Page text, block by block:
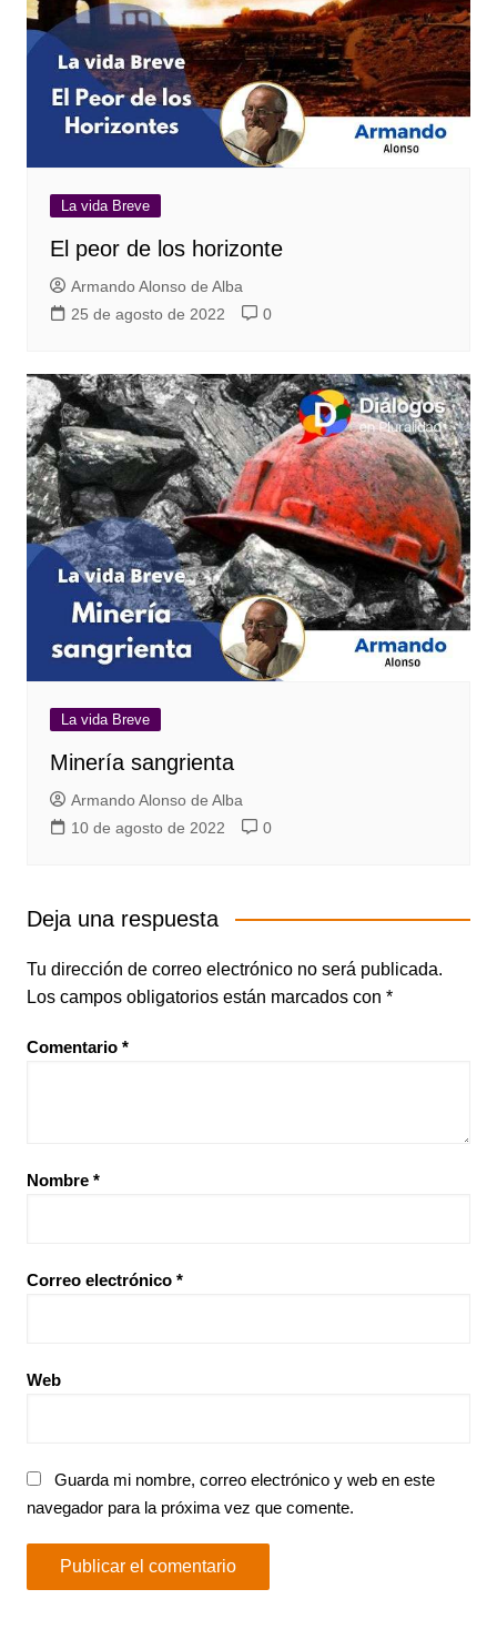
La vida Breve
El peor de los horizonte
Armando Alonso de Alba
25 de agosto de 2022
0
La vida Breve
Minería sangrienta
Armando Alonso de Alba
10 de agosto de 2022
0
Deja una respuesta
Tu dirección de correo electrónico no será publicada.
Los campos obligatorios están marcados con *
Comentario *
Nombre *
Correo electrónico *
Web
Guarda mi nombre, correo electrónico y web en este
navegador para la próxima vez que comente.